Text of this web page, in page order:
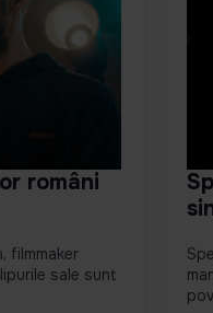
români
filmmaker
sale sunt